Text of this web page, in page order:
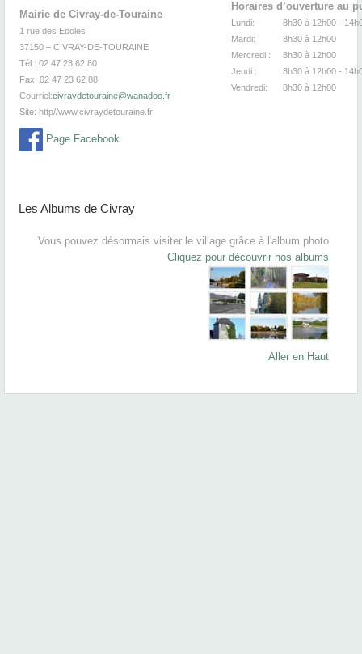
Mairie de Civray-de-Touraine
1 rue des Ecoles
37150 – CIVRAY-DE-TOURAINE
Tél.: 02 47 23 62 80
Fax: 02 47 23 62 88
Courriel:civraydetouraine@wanadoo.fr
Site: http//www.civraydetouraine.fr
Page Facebook
Horaires d’ouverture au
Lundi:
8h30 à 12h00 -
Mardi:
8h30 à
Mercredi :
8h30 à
Jeudi :
8h30 à 12h00 -
Vendredi:
8h30 à
Les Albums de Civray
Vous pouvez désormais visiter le village grâce à l'album photo
Cliquez pour découvrir nos albums
Aller en Haut